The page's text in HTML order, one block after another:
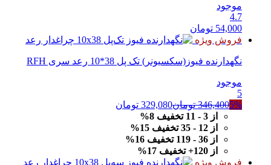
موجود
4.7
54,000 تومان
فروش ویژه
نگهدارنده فیوز(سکسیونر) تک پل 38*10 رعد سری RFH
موجود
5
5%
346,400 تومان329,080 تومان
از 3 - 11 تخفیف 8%
از 12 - 35 تخفیف 15%
از 36 - 119 تخفیف 16%
از 120+ تخفیف 17%
فروش ویژه